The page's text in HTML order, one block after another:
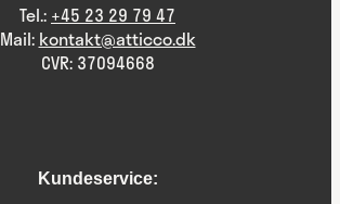
Tel.: +45 23 29 79 47
Mail: kontakt@atticco.dk
CVR: 37094668
Kundeservice: